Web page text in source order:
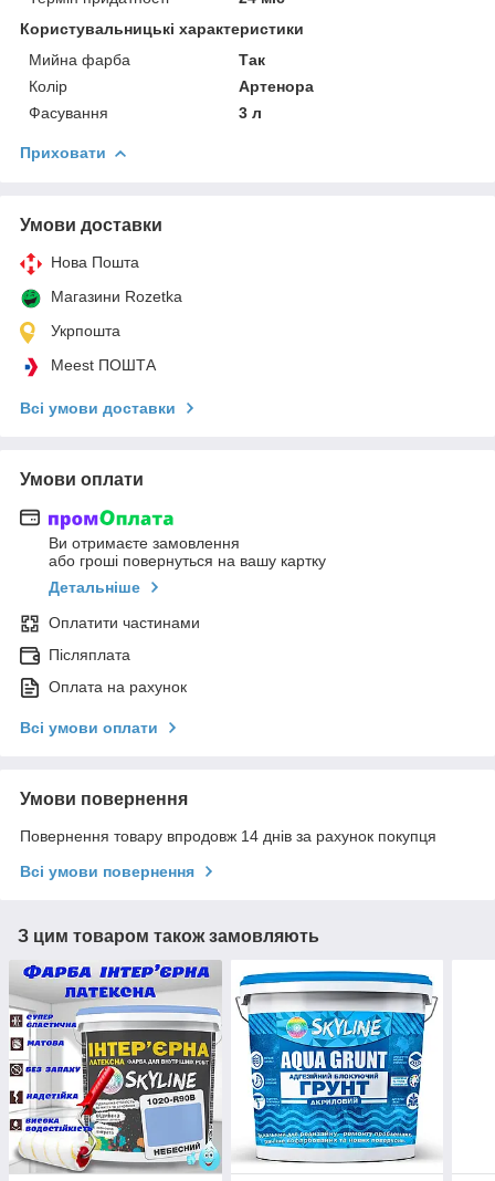
Користувальницькі характеристики
Мийна фарба
Так
Колір
Артенора
Фасування
3 л
Приховати
Умови доставки
Нова Пошта
Магазини Rozetka
Укрпошта
Meest ПОШТА
Всі умови доставки
Умови оплати
Ви отримаєте замовлення
або гроші повернуться на вашу картку
Детальніше
Оплатити частинами
Післяплата
Оплата на рахунок
Всі умови оплати
Умови повернення
Повернення товару впродовж 14 днів за рахунок покупця
Всі умови повернення
З цим товаром також замовляють